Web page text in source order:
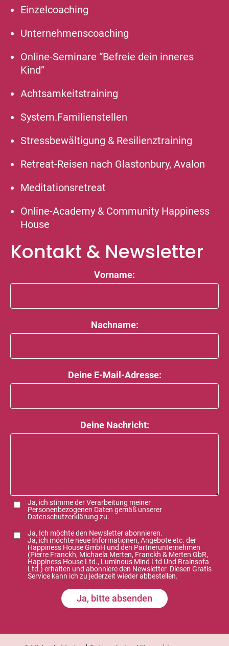
Einzelcoaching
Unternehmenscoaching
Online-Seminare “Befreie dein inneres
Kind”
Achtsamkeitstraining
System.Familienstellen
Stressbewältigung & Resilienztraining
Retreat-Reisen nach Glastonbury, Avalon
Meditationsretreat
Online-Academy & Community Happiness
House
Kontakt & Newsletter
Vorname:
Nachname:
Deine E-Mail-Adresse:
Deine Nachricht:
Ja, ich stimme der Verarbeitung meiner
Personenbezogenen Daten gemäß unserer
Datenschutzerklärung zu.
Ja, Ich möchte den Newsletter abonnieren.
Ja, ich möchte neue Informationen, Angebote etc. der
Happiness House GmbH und den Partnerunternehmen
(Pierre Franckh, Michaela Merten, Franckh & Merten GbR,
Happiness House Ltd., Luminous Mind Ltd Und Brainsofa
Ltd.) erhalten und abonniere den Newsletter. Diesen Gratis
Service kann ich zu jederzeit wieder abbestellen.
Ja, bitte absenden